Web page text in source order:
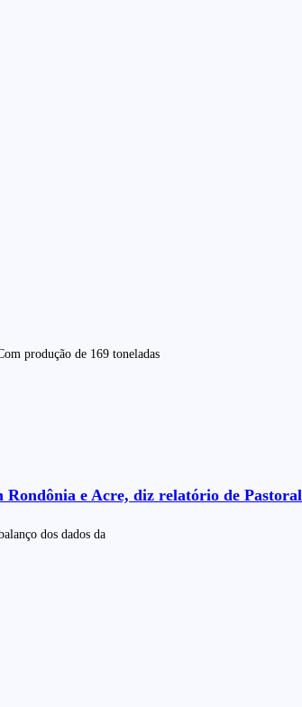
produção de 169 toneladas
Rondônia e Acre, diz relatório de Pastoral
dos dados da